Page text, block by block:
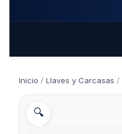
Inicio / Llaves y Carcasas /